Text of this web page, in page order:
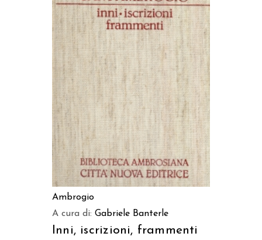
AGGIUNGI AL CARRELLO
Ambrogio
A cura di: Gabriele Banterle
Inni, iscrizioni, frammenti